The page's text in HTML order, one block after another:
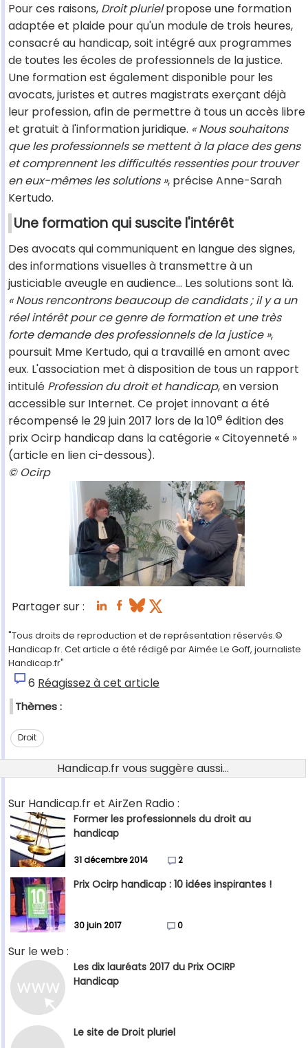
Pour ces raisons, Droit plurielpropose une formation
adaptée et plaide pour qu'un module de trois heures,
consacré au handicap, soit intégré aux programmes
de toutes les écoles de professionnels de la justice.
Une formation est également disponible pour les
avocats, juristes et autres magistrats exerçant déjà
leur profession, afin de permettre à tous un accès libre
et gratuit à l'information juridique. « Nous souhaitons
que les professionnels se mettent à la place des gens
et comprennent les difficultés ressenties pour trouver
en eux-mêmes les solutions », précise Anne-Sarah
Kertudo.
Une formation qui suscite l'intérêt
Des avocats qui communiquent en langue des signes,
des informations visuelles à transmettre à un
justiciable aveugle en audience… Les solutions sont là.
« Nous rencontrons beaucoup de candidats ; il y a un
réel intérêt pour ce genre de formation et une très
forte demande des professionnels de la justice »,
poursuit Mme Kertudo, qui a travaillé en amont avec
eux. L'association met à disposition de tous un rapport
intitulé Profession du droit et handicap, en version
accessible sur Internet. Ce projet innovant a été
récompensé le 29 juin 2017 lors de la 10e édition des
prix Ocirp handicap dans la catégorie « Citoyenneté »
(article en lien ci-dessous).
© Ocirp
Partager sur :
"Tous droits de reproduction et de représentation réservés.©
Handicap.fr. Cet article a été rédigé par Aimée Le Goff, journaliste
Handicap.fr"
6 Réagissez à cet article
Thèmes :
Droit
Handicap.fr vous suggère aussi...
Sur Handicap.fr et AirZen Radio :
Former les professionnels du droit au
handicap
31 décembre 2014 2
Prix Ocirp handicap : 10 idées inspirantes !
30 juin 2017 0
Sur le web :
Les dix lauréats 2017 du Prix OCIRP
Handicap
Le site de Droit pluriel